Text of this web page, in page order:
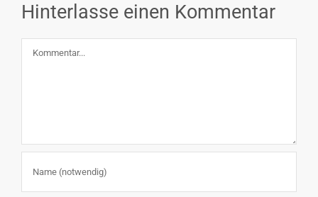
Hinterlasse einen Kommentar
Kommentar